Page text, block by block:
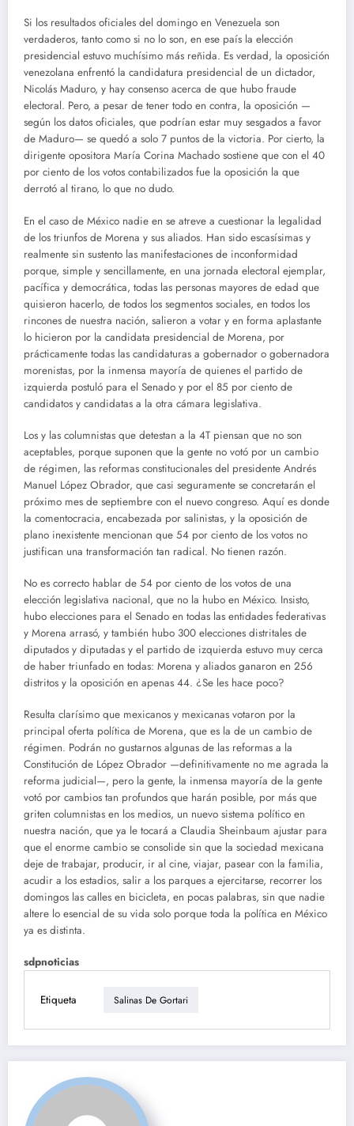
Si los resultados oficiales del domingo en Venezuela son
verdaderos, tanto como si no lo son, en ese país la elección
presidencial estuvo muchísimo más reñida. Es verdad, la oposición
venezolana enfrentó la candidatura presidencial de un dictador,
Nicolás Maduro, y hay consenso acerca de que hubo fraude
electoral. Pero, a pesar de tener todo en contra, la oposición —
según los datos oficiales, que podrían estar muy sesgados a favor
de Maduro— se quedó a solo 7 puntos de la victoria. Por cierto, la
dirigente opositora María Corina Machado sostiene que con el 40
por ciento de los votos contabilizados fue la oposición la que
derrotó al tirano, lo que no dudo.
En el caso de México nadie en se atreve a cuestionar la legalidad
de los triunfos de Morena y sus aliados. Han sido escasísimas y
realmente sin sustento las manifestaciones de inconformidad
porque, simple y sencillamente, en una jornada electoral ejemplar,
pacífica y democrática, todas las personas mayores de edad que
quisieron hacerlo, de todos los segmentos sociales, en todos los
rincones de nuestra nación, salieron a votar y en forma aplastante
lo hicieron por la candidata presidencial de Morena, por
prácticamente todas las candidaturas a gobernador o gobernadora
morenistas, por la inmensa mayoría de quienes el partido de
izquierda postuló para el Senado y por el 85 por ciento de
candidatos y candidatas a la otra cámara legislativa.
Los y las columnistas que detestan a la 4T piensan que no son
aceptables, porque suponen que la gente no votó por un cambio
de régimen, las reformas constitucionales del presidente Andrés
Manuel López Obrador, que casi seguramente se concretarán el
próximo mes de septiembre con el nuevo congreso. Aquí es donde
la comentocracia, encabezada por salinistas, y la oposición de
plano inexistente mencionan que 54 por ciento de los votos no
justifican una transformación tan radical. No tienen razón.
No es correcto hablar de 54 por ciento de los votos de una
elección legislativa nacional, que no la hubo en México. Insisto,
hubo elecciones para el Senado en todas las entidades federativas
y Morena arrasó, y también hubo 300 elecciones distritales de
diputados y diputadas y el partido de izquierda estuvo muy cerca
de haber triunfado en todas: Morena y aliados ganaron en 256
distritos y la oposición en apenas 44. ¿Se les hace poco?
Resulta clarísimo que mexicanos y mexicanas votaron por la
principal oferta política de Morena, que es la de un cambio de
régimen. Podrán no gustarnos algunas de las reformas a la
Constitución de López Obrador —definitivamente no me agrada la
reforma judicial—, pero la gente, la inmensa mayoría de la gente
votó por cambios tan profundos que harán posible, por más que
griten columnistas en los medios, un nuevo sistema político en
nuestra nación, que ya le tocará a Claudia Sheinbaum ajustar para
que el enorme cambio se consolide sin que la sociedad mexicana
deje de trabajar, producir, ir al cine, viajar, pasear con la familia,
acudir a los estadios, salir a los parques a ejercitarse, recorrer los
domingos las calles en bicicleta, en pocas palabras, sin que nadie
altere lo esencial de su vida solo porque toda la política en México
ya es distinta.
sdpnoticias
Etiqueta Salinas De Gortari